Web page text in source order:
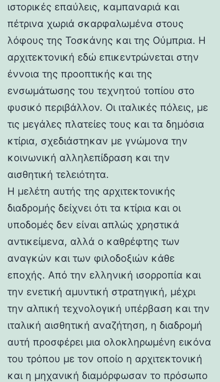
ιστορικές επαύλεις, καμπαναριά και
πέτρινα χωριά σκαρφαλωμένα στους
λόφους της Τοσκάνης και της Ούμπρια. Η
αρχιτεκτονική εδώ επικεντρώνεται στην
έννοια της προοπτικής και της
ενσωμάτωσης του τεχνητού τοπίου στο
φυσικό περιβάλλον. Οι ιταλικές πόλεις, με
τις μεγάλες πλατείες τους και τα δημόσια
κτίρια, σχεδιάστηκαν με γνώμονα την
κοινωνική αλληλεπίδραση και την
αισθητική τελειότητα.
Η μελέτη αυτής της αρχιτεκτονικής
διαδρομής δείχνει ότι τα κτίρια και οι
υποδομές δεν είναι απλώς χρηστικά
αντικείμενα, αλλά ο καθρέφτης των
αναγκών και των φιλοδοξιών κάθε
εποχής. Από την ελληνική ισορροπία και
την ενετική αμυντική στρατηγική, μέχρι
την αλπική τεχνολογική υπέρβαση και την
ιταλική αισθητική αναζήτηση, η διαδρομή
αυτή προσφέρει μια ολοκληρωμένη εικόνα
του τρόπου με τον οποίο η αρχιτεκτονική
και η μηχανική διαμόρφωσαν το πρόσωπο